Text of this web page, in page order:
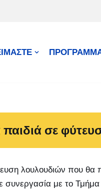
σε
λουλουδιών που θα
με το Τμήμα